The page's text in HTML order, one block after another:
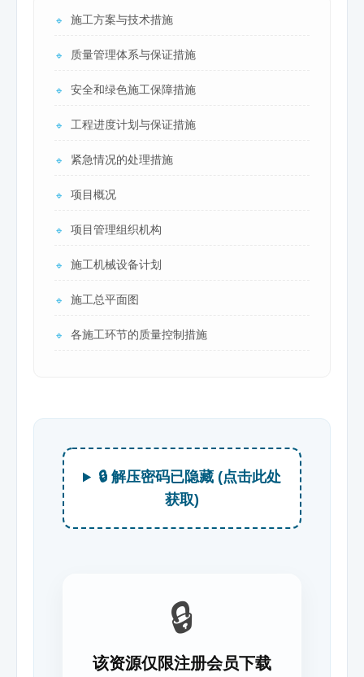
🔹 施工方案与技术措施
🔹 质量管理体系与保证措施
🔹 安全和绿色施工保障措施
🔹 工程进度计划与保证措施
🔹 紧急情况的处理措施
🔹 项目概况
🔹 项目管理组织机构
🔹 施工机械设备计划
🔹 施工总平面图
🔹 各施工环节的质量控制措施
🔒 解压密码已隐藏 (点击此处
获取)
🔒
该资源仅限注册会员下载